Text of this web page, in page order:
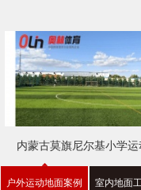
内蒙古莫旗尼尔基小学运
户外运动地面案例 室内地面